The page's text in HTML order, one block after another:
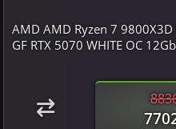
AMD AMD Ryzen 7
GF RTX 5070 WHITE OC